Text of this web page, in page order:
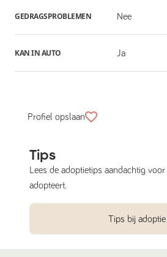
GEDRAGSPROBLEMEN Nee
KAN IN AUTO Ja
Profiel opslaan
Tips
Lees de adoptietips aandachtig
adopteert.
Tips bij adoptie